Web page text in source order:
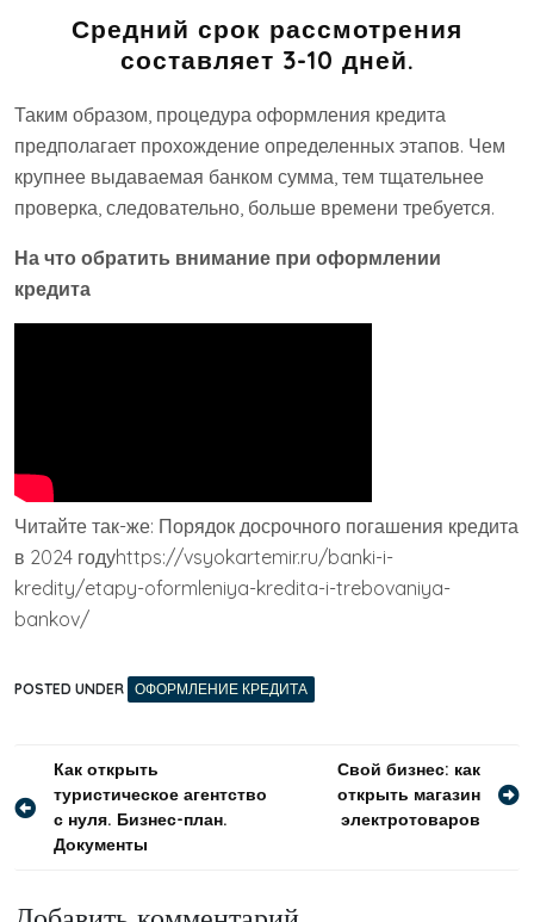
Средний срок рассмотрения
составляет 3-10 дней.
Таким образом, процедура оформления кредита
предполагает прохождение определенных этапов. Чем
крупнее выдаваемая банком сумма, тем тщательнее
проверка, следовательно, больше времени требуется.
На что обратить внимание при оформлении
кредита
Читайте так-же: Порядок досрочного погашения кредита
в 2024 годуhttps://vsyokartemir.ru/banki-i-
kredity/etapy-oformleniya-kredita-i-trebovaniya-
bankov/
POSTED UNDER ОФОРМЛЕНИЕ КРЕДИТА
Навигация
по
записям
Как открыть
туристическое агентство
с нуля. Бизнес-план.
Документы
Свой бизнес: как
открыть магазин
электротоваров